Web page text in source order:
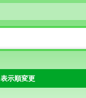
表示順変更